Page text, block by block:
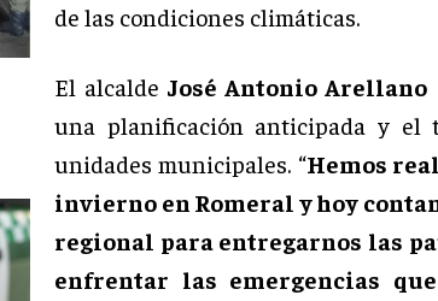
de las condiciones climáticas.
El alcaldeJosé Antonio Arellano
una planificación anticipada y el
unidades municipales. “Hemos
invierno en Romeral y hoy
regional para entregarnos las
enfrentar las emergencias